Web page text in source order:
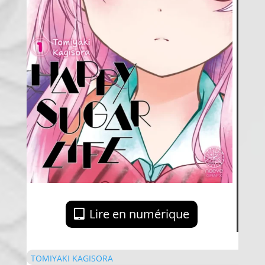
Lire en numérique
TOMIYAKI KAGISORA